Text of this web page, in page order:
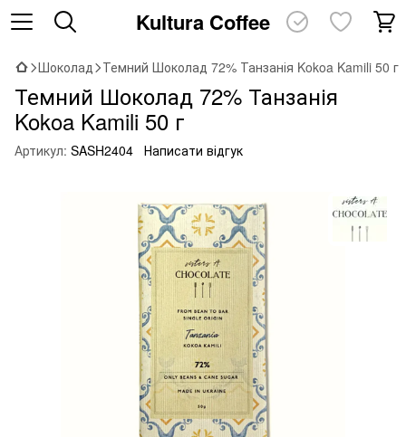
Kultura Coffee
Шоколад Темний Шоколад 72% Танзанія Kokoa Kamili 50 г
Темний Шоколад 72% Танзанія
Kokoa Kamili 50 г
Артикул: SASH2404 Написати відгук